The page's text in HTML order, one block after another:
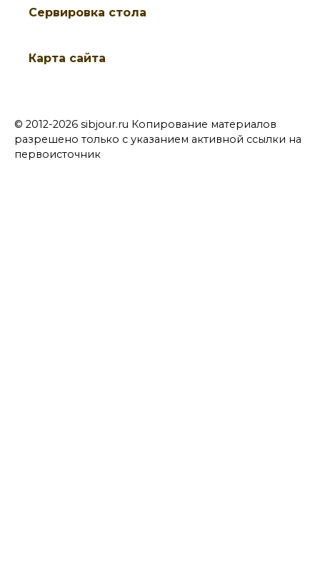
Cервировка стола
Карта сайта
© 2012-2026 sibjour.ru Копирование материалов
разрешено только с указанием активной ссылки на
первоисточник